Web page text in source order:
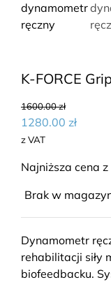
K-FORCE
1600.00zł
1280.00 zł
z VAT
Najniższa cena
Brak w
Dynamometr
rehabilitacji siły
biofeedbacku.